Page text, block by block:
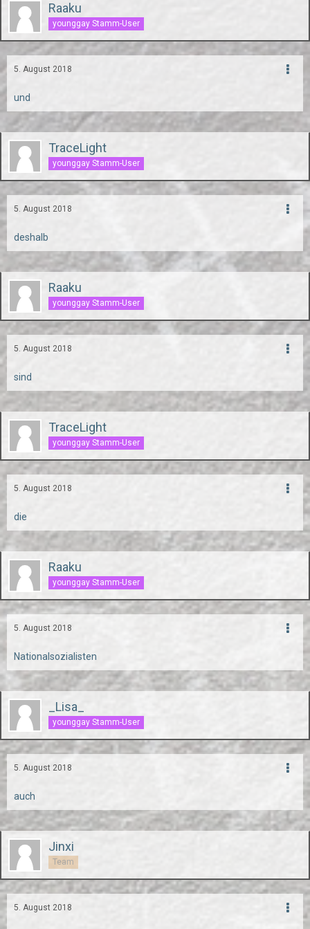
Raaku
younggay Stamm-User
5. August 2018
und
TraceLight
younggay Stamm-User
5. August 2018
deshalb
Raaku
younggay Stamm-User
5. August 2018
sind
TraceLight
younggay Stamm-User
5. August 2018
die
Raaku
younggay Stamm-User
5. August 2018
Nationalsozialisten
_Lisa_
younggay Stamm-User
5. August 2018
auch
Jinxi
Team
5. August 2018